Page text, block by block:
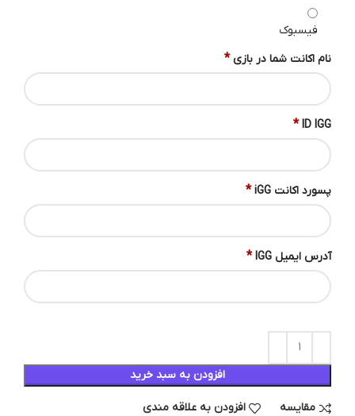
فیسبوک
نام اکانت شما در بازی *
ID IGG
*
پسورد اکانت iGG *
آدرس ایمیل IGG *
افزودن به سبد خرید
مقایسه افزودن به علاقه مندی